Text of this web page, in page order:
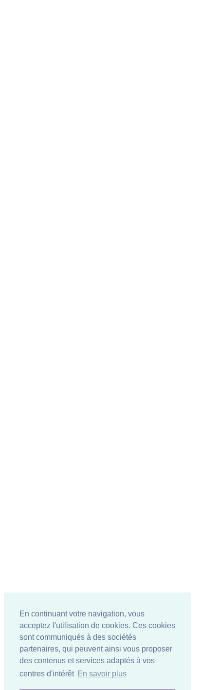
En continuant votre navigation, vous
acceptez l'utilisation de cookies. Ces cookies
sont communiqués à des sociétés
partenaires, qui peuvent ainsi vous proposer
des contenus et services adaptés à vos
centres d'intérêt En savoir plus